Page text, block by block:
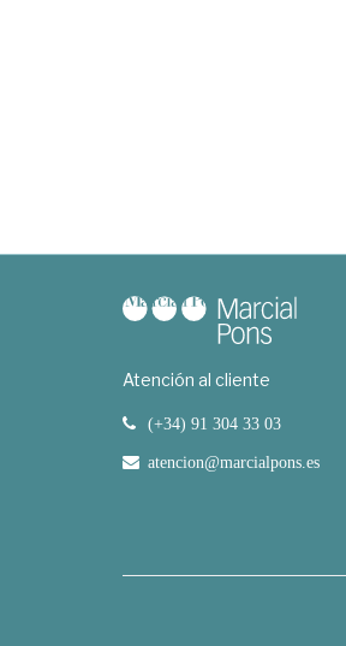
Atención al cliente
(+34) 91 304 33 03
atencion@marcialpons.es